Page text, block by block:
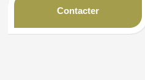
Contacter